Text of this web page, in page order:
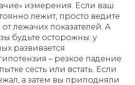
измерения. Если ваш
лежит, просто ведите
лежачих показателей. А
будьте осторожны: у
развивается
– резкое падение
сесть или встать. Если
а затем вы приподняли
лиц;
в медицинских
а также иных
уход за
таких
от формы